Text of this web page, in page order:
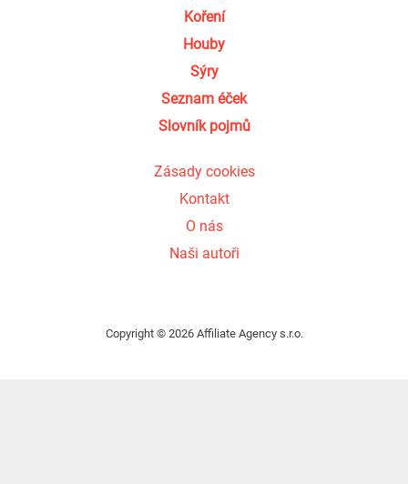
Koření
Houby
Sýry
Seznam éček
Slovník pojmů
Zásady cookies
Kontakt
O nás
Naši autoři
Copyright © 2026 Affiliate Agency s.r.o.